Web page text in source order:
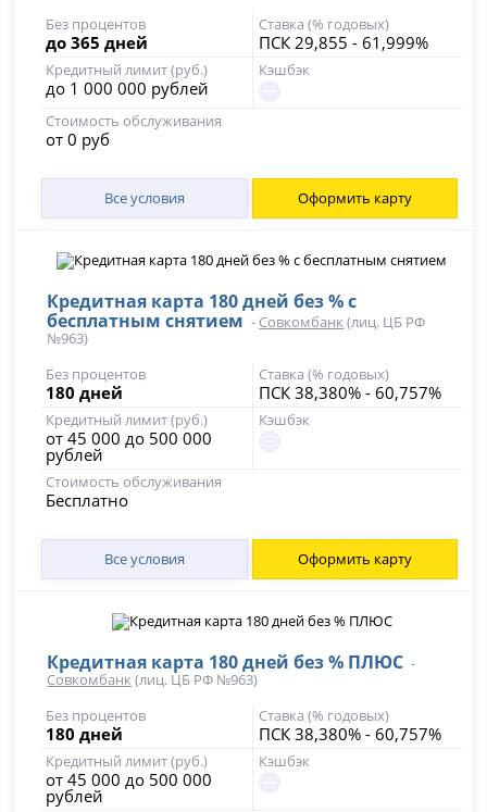
Без процентов
до 365 дней
Ставка (% годовых)
ПСК 29,855 - 61,999%
Кредитный лимит (руб.)
до 1 000 000 рублей
Кэшбэк
Стоимость обслуживания
от 0 руб
Все условия Оформить карту
Кредитная карта 180 дней без % с
бесплатным снятием - Совкомбанк (лиц. ЦБ РФ
№963)
Без процентов
180 дней
Ставка (% годовых)
ПСК 38,380% - 60,757%
Кредитный лимит (руб.)
от 45 000 до 500 000
рублей
Кэшбэк
Стоимость обслуживания
Бесплатно
Все условия Оформить карту
Кредитная карта 180 дней без % ПЛЮС -
Совкомбанк (лиц. ЦБ РФ №963)
Без процентов
180 дней
Ставка (% годовых)
ПСК 38,380% - 60,757%
Кредитный лимит (руб.)
от 45 000 до 500 000
рублей
Кэшбэк